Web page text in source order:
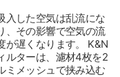
入した空気は乱流にな
、その影響で空気の流
が遅くなります。 K&N
ルターは、濾材4枚を2
ミメッシュで挟み込む